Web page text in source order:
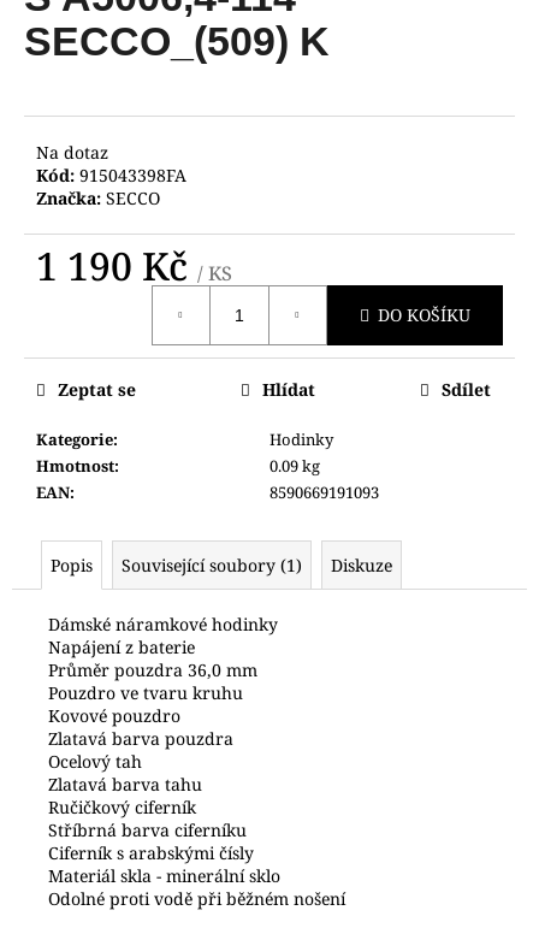
0,0
z
SECCO_(509) K
Na dotaz
Kód: 915043398FA
Značka: SECCO
1 190 Kč / KS
DO KOŠÍKU
Kategorie:
Hodinky
Hmotnost:
0.09 kg
EAN: 8590669191093
Zeptat se Hlídat Sdílet
Popis Související soubory (1) Diskuze
Dámské náramkové hodinky
Napájení z baterie
Průměr pouzdra 36,0 mm
Pouzdro ve tvaru kruhu
Kovové pouzdro
Zlatavá barva pouzdra
Ocelový tah
Zlatavá barva tahu
Ručičkový ciferník
Stříbrná barva ciferníku
Ciferník s arabskými čísly
Materiál skla - minerální sklo
Odolné proti vodě při běžném nošení
a
j
t
?
HLEDAT
D
p
o
j
GA-
2100CC-
3AER
SHOCK
COCA
COLA
(619)